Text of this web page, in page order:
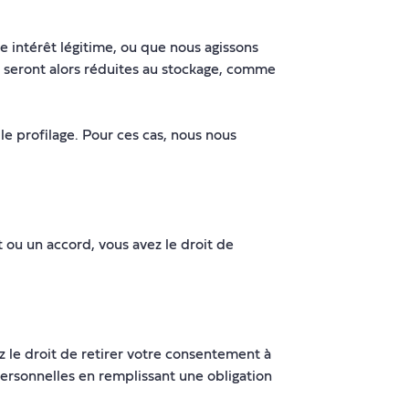
intérêt légitime, ou que nous agissons
alors réduites au stockage, comme
profilage. Pour ces cas, nous nous
un accord, vous avez le droit de
le droit de retirer votre consentement à
en remplissant une obligation